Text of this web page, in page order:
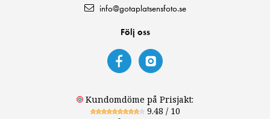
info@gotaplatsensfoto.se
Följ oss